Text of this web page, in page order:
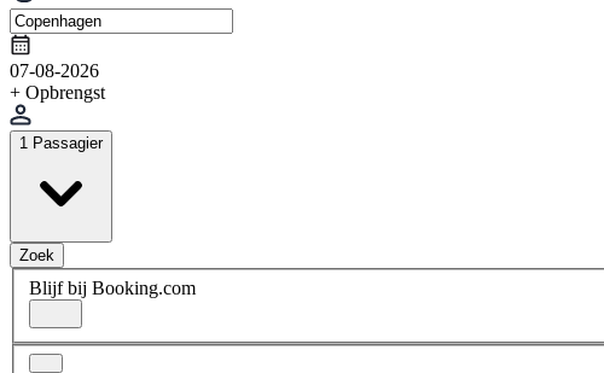
07-08-2026
+ Opbrengst
1 Passagier
Zoek
Blijf bij Booking.com